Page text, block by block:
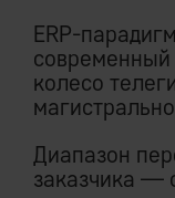
ERP-
современный
колесо
Диапазон
заказчика —